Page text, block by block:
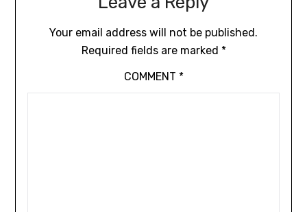
Your email address will not be published.
Required fields are marked *
COMMENT *